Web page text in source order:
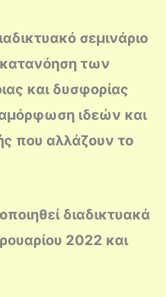
σεμινάριο
των
και δυσφορίας
ιδεών και
που αλλάζουν το
διαδικτυακά
2022 και